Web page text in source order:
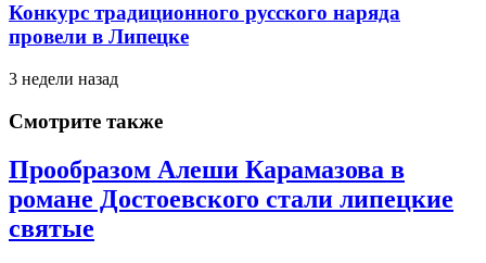
Конкурс традиционного русского наряда
провели в Липецке
3 недели назад
Смотрите также
Прообразом Алеши Карамазова в
романе Достоевского стали липецкие
святые